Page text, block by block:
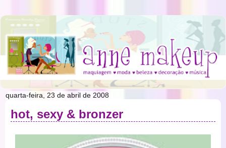
quarta-feira, 23 de abril de 2008
hot, sexy & bronzer